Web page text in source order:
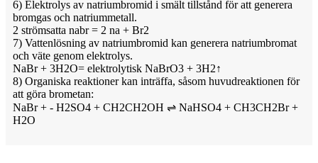
6) Elektrolys av natriumbromid i smält tillstånd för att generera
bromgas och natriummetall.
2 strömsatta nabr = 2 na + Br2
7) Vattenlösning av natriumbromid kan generera natriumbromat
och väte genom elektrolys.
NaBr + 3H2O= elektrolytisk NaBrO3 + 3H2↑
8) Organiska reaktioner kan inträffa, såsom huvudreaktionen för
att göra brometan:
NaBr + - H2SO4 + CH2CH2OH ⇌ NaHSO4 + CH3CH2Br +
H2O